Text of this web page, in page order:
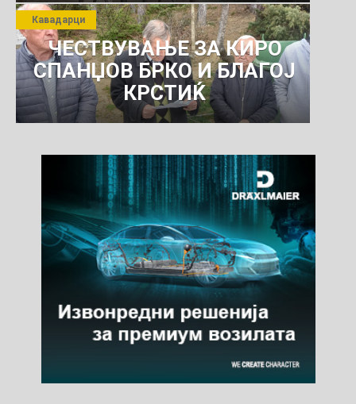
ЧЕСТВУВАЊЕ ЗА КИРО
СПАНЏОВ БРКО И БЛАГОЈ
КРСТИЌ
Кавадарци